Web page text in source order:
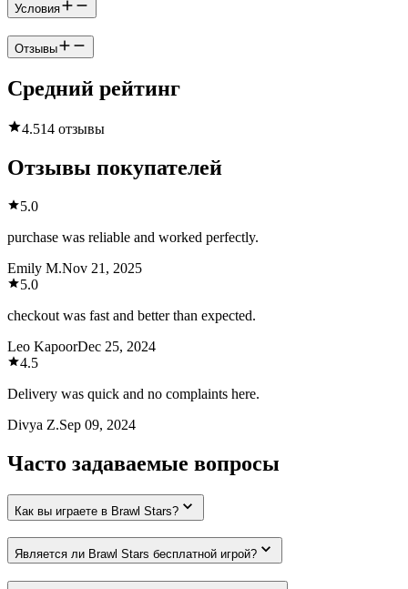
Условия
Отзывы
Средний рейтинг
4.514 отзывы
Отзывы покупателей
5.0
purchase was reliable and worked perfectly.
Emily M.Nov 21, 2025
5.0
checkout was fast and better than expected.
Leo KapoorDec 25, 2024
4.5
Delivery was quick and no complaints here.
Divya Z.Sep 09, 2024
Часто задаваемые вопросы
Как вы играете в Brawl Stars?
Является ли Brawl Stars бесплатной игрой?